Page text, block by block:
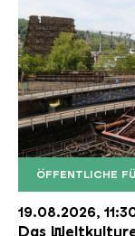
ÖFFENTLICHE
Der
Copyright:
19.08.2026,
Das